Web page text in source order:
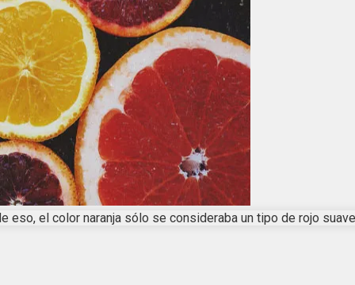
eso, el color naranja sólo se consideraba un tipo de rojo